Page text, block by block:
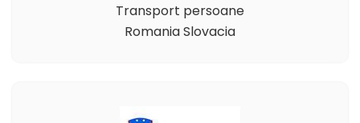
Transport persoane
Romania Slovacia